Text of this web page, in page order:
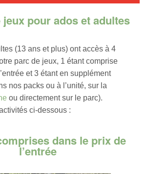
jeux pour ados et adultes
(13 ans et plus) ont accès à 4
parc de jeux, 1 étant comprise
et 3 étant en supplément
nos packs ou à l’unité, sur la
ou directement sur le parc).
ci-dessous :
dans le prix de
l’entrée